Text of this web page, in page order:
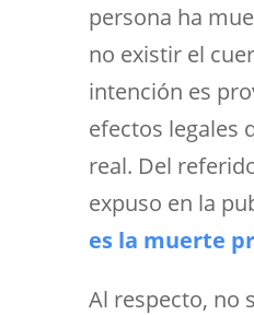
persona ha
no existir el
intención es
efectos legales
real. Del
expuso en la
es la muerte
Al respecto, no